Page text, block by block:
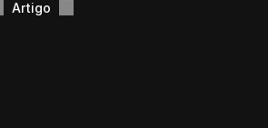
Artigo